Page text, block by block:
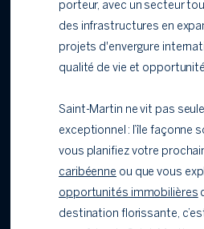
porteur, avec un secteur
des infrastructures en
projets d'envergure
qualité de vie et
Saint-Martin ne vit pas
exceptionnel : l’île façonne
vous planifiez votre
caribéenne ou que vous
opportunités immobilières
destination florissante,